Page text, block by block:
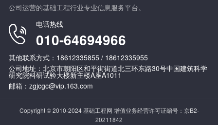
公司运营的基础工程行业专业信息服务平台。
电话热线
010-64694966
其他联系方式：18612335855 / 18612335955
公司地址：北京市朝阳区和平街街道北三环东路30号中国建筑科学
研究院科研试验大楼新主楼A座A1011
邮箱：zgjcgc@vip.163.com
Copyright © 2010-2024 基础工程网 增值业务经营许可证编号： 京B2-
20211842